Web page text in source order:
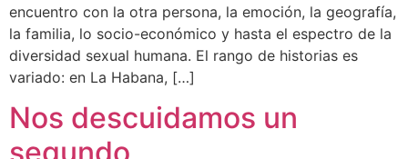
encuentro con la otra persona, la emoción, la geografía,
la familia, lo socio-económico y hasta el espectro de la
diversidad sexual humana. El rango de historias es
variado: en La Habana, […]
Nos descuidamos un